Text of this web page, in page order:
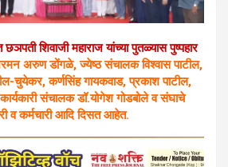
शिवाजी महाराज यांच्या पुतळ्यास पुष्पहार
अरुण डोंगळे, ज्येष्ठ संचालक विश्वास पाटील,
चुयेकर, कर्णसिंह गायकवाड, प्रकाश पाटील,
संचालक डॉ.योगेश गोडबोले व संघाचे
व कर्मचारी आदि दिसत आहेत.